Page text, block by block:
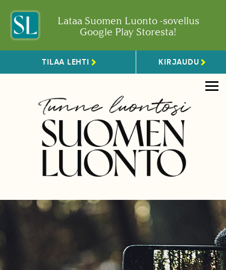
Lataa Suomen Luonto -sovellus
Google Play Storesta!
TILAA LEHTI KIRJAUDU